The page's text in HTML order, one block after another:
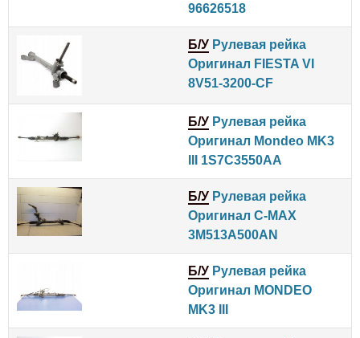
96626518
Б/У Рулевая рейка
Оригинал FIESTA VI
8V51-3200-CF
Б/У Рулевая рейка
Оригинал Mondeo MK3
III 1S7C3550AA
Б/У Рулевая рейка
Оригинал C-MAX
3M513A500AN
Б/У Рулевая рейка
Оригинал MONDEO
MK3 III